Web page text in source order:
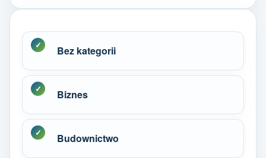
Bez kategorii
Biznes
Budownictwo